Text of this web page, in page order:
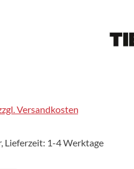
Versandkosten
Lieferzeit: 1-4 Werktage